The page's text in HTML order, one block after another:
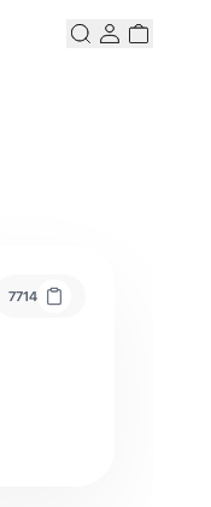
PretražiKorisnicki
7714